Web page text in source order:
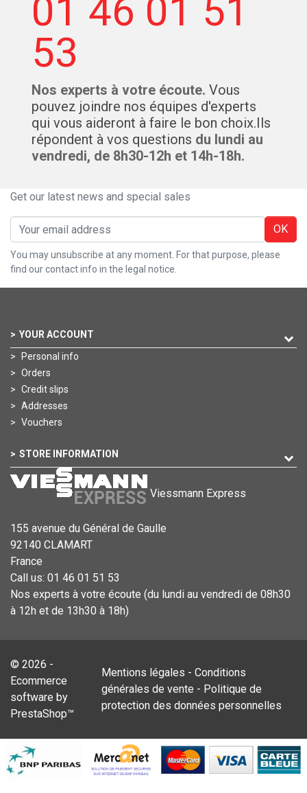
01 46 01 51
53
Nos experts à votre écoute. Vous
pouvez joindre nos équipes d'experts
qui vous aideront à faire le bon choix.Ils
répondent à vos questions du lundi au
vendredi, de 8h30-12h et 14h-18h.
Get our latest news and special sales
OK
You may unsubscribe at any moment. For that purpose, please
find our contact info in the legal notice.
YOUR ACCOUNT
Personal info
Orders
Credit slips
Addresses
Vouchers
STORE INFORMATION
Viessmann Express
155 avenue du Général de Gaulle
92140 CLAMART
France
Call us: 01 46 01 51 53
Nos experts à votre écoute (du lundi au vendredi de 08h30
à 12h et de 13h30 à 18h)
© 2026 -
Ecommerce
software by
PrestaShop™
Mentions légales -Conditions
générales de vente - Politique de
protection des données personnelles